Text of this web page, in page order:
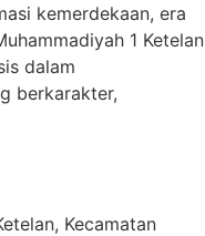
kemerdekaan, era
1 Ketelan
dalam
berkarakter,
Kecamatan